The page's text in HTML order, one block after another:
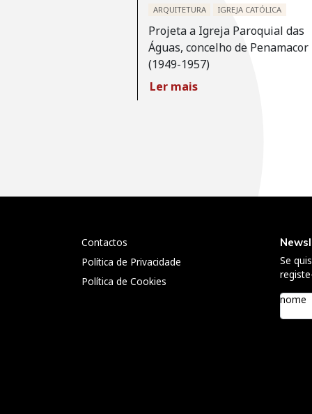
ARQUITETURA IGREJA CATÓLICA
Projeta a Igreja Paroquial das
Águas, concelho de Penamacor
(1949-1957)
Ler mais
artigos
Contactos
Política de Privacidade
Política de Cookies
Se
nome